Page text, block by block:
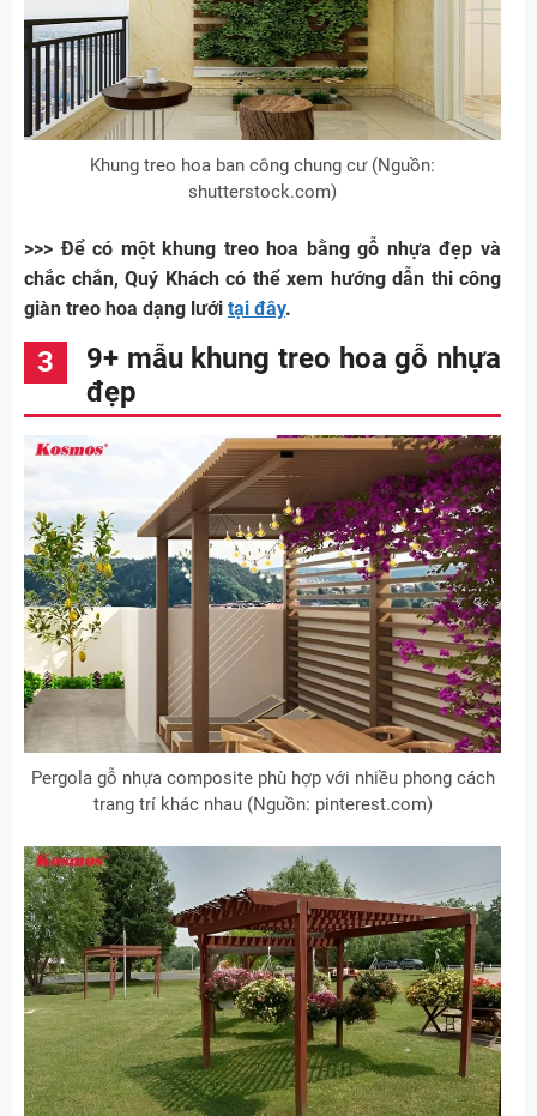
Khung treo hoa ban công chung cư (Nguồn:
shutterstock.com)
>>> Để có một khung treo hoa bằng gỗ nhựa đẹp và
chắc chắn, Quý Khách có thể xem hướng dẫn thi công
giàn treo hoa dạng lưới tại đây.
9+ mẫu khung treo hoa gỗ nhựa
đẹp
Pergola gỗ nhựa composite phù hợp với nhiều phong cách
trang trí khác nhau (Nguồn: pinterest.com)